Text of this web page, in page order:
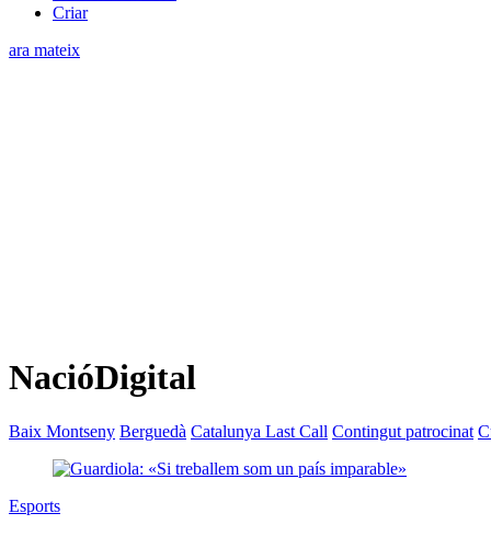
Criar
ara mateix
NacióDigital
Baix Montseny Berguedà Catalunya Last Call Contingut patrocinat
Esports